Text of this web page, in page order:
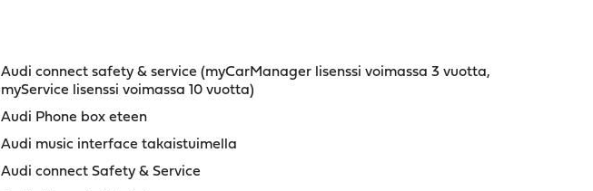
Audi connect safety & service (myCarManager lisenssi voimassa 3 vuotta,
myService lisenssi voimassa 10 vuotta)
Audi Phone box eteen
Audi music interface takaistuimella
Audi connect Safety & Service